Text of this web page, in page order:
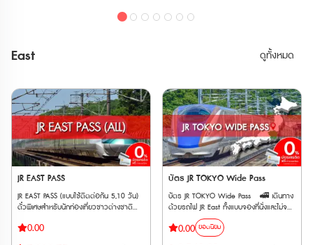
Have Fun in OKAYAMA Pass 1 Week
Free Pass: หลังจากจองแล้ว จะได้รับอีเมลที่
ใช้งาน: บัตรทั้งสองแบบสามารถใช้งานได้
10 ใบ
Shinkansen: ระหว่างสถานี Tokyo –
Echigo-Yuzawa / GALA Yuzawa •
Joetsumyoko ตามขอบเขตพื้นที่) 🚄
• Azusa, FUJI EXCURSION (เฉพาะบางช่วง)
• Kaiji, Hachioji, Ome • Shonan,
Odoriko • Wakashio / Sazanami /
Shiosai • Swallow Akagi, Akagi, Kusatsu
• Tsugaru, Inaho (สามารถใช้ได้เฉพาะบาง
ช่วง) • Tobu Railway ได้แก่ Nikko,
Kinugawa และ SPACIA Kinugawa *ใช้ได้
เฉพาะเมื่อขบวนเริ่มต้นหรือสิ้นสุดที่สถานี JR
เท่านั้น *ไม่สามารถใช้กับสถานี Asakusa
🚄 รถไฟท้องถิ่นและสายรถไฟอื่น ๆ (Local
& Others) • รถไฟ JR East (Local /
Rapid) ทุกสายในพื้นที่ที่กำหนด รวมถึงรถไฟ
สาย Yamanote และบริการ BRT (Bus
Rapid Transit) • รถบัส JR ภายในพื้นที่ที่
Shinkansen: ระหว่างสถานี Tokyo –
Echigo-Yuzawa / GALA Yuzawa •
สถานี Tokyo – Sakudaira (หรือจนถึง
Joetsumyoko ตามขอบเขตพื้นที่) 🚄
• Azusa, FUJI EXCURSION (เฉพาะบางช่วง)
• Kaiji, Hachioji, Ome • Shonan,
Odoriko • Wakashio / Sazanami /
Shiosai • Swallow Akagi, Akagi, Kusatsu
• Tsugaru, Inaho (สามารถใช้ได้เฉพาะบาง
ช่วง) • Tobu Railway ได้แก่ Nikko,
Kinugawa และ SPACIA Kinugawa *ใช้ได้
เฉพาะเมื่อขบวนเริ่มต้นหรือสิ้นสุดที่สถานี JR
เท่านั้น *ไม่สามารถใช้กับสถานี Asakusa
🚄 รถไฟท้องถิ่นและสายรถไฟอื่น ๆ (Local
& Others) • รถไฟ JR East (Local /
Rapid) ทุกสายในพื้นที่ที่กำหนด รวมถึงรถไฟ
สาย Yamanote และบริการ BRT (Bus
Rapid Transit) • รถบัส JR ภายในพื้นที่ที่
Shinkansen) ภายในภูมิภาคคันไซได้แบบไม่
พิเศษ HARUKA แบบจองที่นั่งล่วงหน้า
Osaka - Okayama ทุกขบวนได้ไม่จำกัด
เที่ยว เวาเชอร์อิเล็กทรอนิก (E-
Voucher) จัดส่งทาง Email หลังการสั่งซื้อ
ต้องนำเวาเชอร์ ไปแลกพาสตัวจริงที่ญี่ปุ่น
ภายใน 90 วันหลังจากวันที่ซื้อ หมายเหตุ
• สามารถใช้กับ Sanyo Shinkansen
“NOZOMI” และ “MIZUHO” ได้ • ไม่
สามารถใช้ได้กับ Tokaido Shinkansen
(Shin-Osaka ⟺ Kyoto/Maibara) • มี
ที่ต้องแสดงตั๋วขึ้นรถไฟ (Jousha Seiriken)
หรือ ตั๋วไลน์เนอร์ (Liner Ken) • สามารถใช้
ผ่านประตูตรวจตั๋วอัตโนมัติได้ด้วย
บินคันไซ (Kansai Airport; KIX) นั่งรถไฟ
ขบวน HARUKA ไปสถานี Tennoji, Osaka,
(Shirakawago) ได้ฟรีไม่จำกัดรอบ ● นั่ง
กระดาษ จัดส่งทาง EMS ภายใน 3 วัน
ทำการ** ต้องนำเวาเชอร์ ไปแลกพาสตัว
จริงที่ญี่ปุ่น ภายใน 90 วันหลังจากวันที่ซื้อ
** ตั๋วจะจัดส่งเฉพาะวันทำการ (ไม่รวมวัน
หยุดนักขัตฤกษ์ วันศุกร์ และวันเสาร์-
อาทิตย์)
East ดูทั้งหมด
JR EAST PASS
JR EAST PASS (แบบใช้ติดต่อกัน 5,10 วัน)
ตั๋วพิเศษสำหรับนักท่องเที่ยวชาวต่างชาติ
Shinkansen และ limited express trains) ใน
0.00
บัตร JR TOKYO Wide Pass
บัตร JR TOKYO Wide Pass 🚅 เดินทาง
ด้วยรถไฟ JR East ทั้งแบบจองที่นั่งและไม่จอง
ที่นั่ง ประเภท Local, Rapid, Limited
Express, Shinkansen ได้ไม่จำกัดเที่ยว
0.00 ยอดนิยม